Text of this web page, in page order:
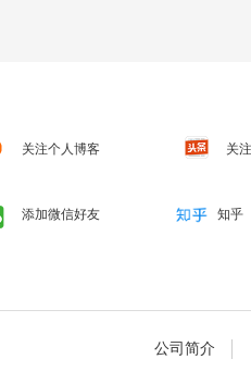
关注个人博客 关
添加微信好友 知乎
公司简介